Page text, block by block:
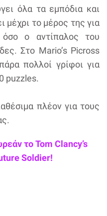
όλα τα εμπόδια και
μέχρι το μέρος της για
ο αντίπαλος του
Στο Mario’s Picross
πολλοί γρίφοι για
puzzles.
πλέον για τους
το Tom Clancy’s
Soldier!